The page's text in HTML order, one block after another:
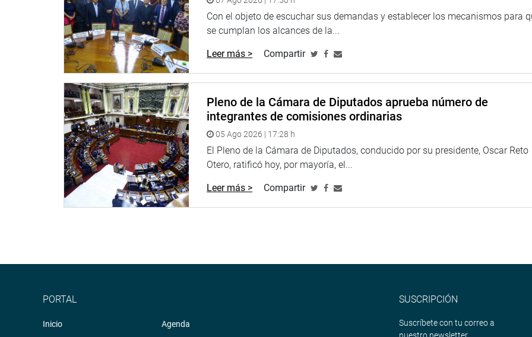
Asimismo, se promulgaron dos resoluciones legislativas (números 32459 y 32526) que autorizan el ingreso de
una unidad naval y de personal militar extranjero con armas de guerra al territorio de la república del Perú
AUTÓGRAFA
El grupo de trabajo tiene 1 autógrafa pendiente de ser promulgada. Ella es:
-La autógrafa que recae en el Proyecto de Ley 11937/2024-CR, que modifica la ley del Impuesto General a las
Ventas (IGV) e Impuesto Selectivo al Consumo (ISC), para incluir a los fondos de vivienda militar y policial en los
beneficios tributarios aplicables a los créditos hipotecarios y a la primera venta de inmuebles. (Plazo vence el 8
de enero de 2026).
DICTÁMENES PENDIENTES
La comisión tiene una serie de dictámenes pendientes para el debate y votación en el Pleno. Entre ellos están:
-El dictamen recaído en los proyectos de ley 7238, 7922, 9187 y otros, que plantea modificar el Código Penal
-El dictamen recaído en los proyectos de ley 6840, 7138, 7533 y otros, que plantea modificar diversos artículos
-El dictamen recaído en el Proyecto de Ley 11133, que propone modificar la ley 29837, ley que crea el Programa
de la policía nacional del Perú y las escuelas e institutos de formación profesional de las Fuerzas Armadas.
Con el objeto de escuchar sus demandas y establecer los mecanismos para
se cumplan los alcances de la...
Leer más > Compartir
Pleno de la Cámara de Diputados aprueba número de
integrantes de comisiones ordinarias
05 Ago 2026 | 17:28 h
El Pleno de la Cámara de Diputados, conducido por su presidente, Oscar Reto
Otero, ratificó hoy, por mayoría, el...
Leer más > Compartir
PORTAL
Inicio
Agenda
SUSCRIPCIÓN
Suscríbete con tu correo a